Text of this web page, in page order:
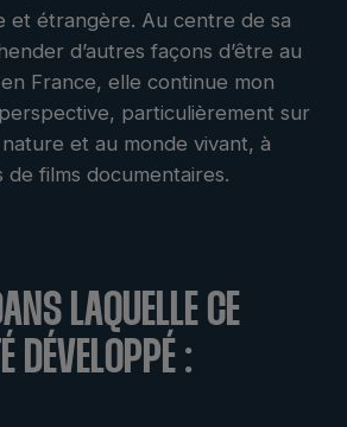
et étrangère. Au centre de sa
d’autres façons d’être au
France, elle continue mon
particulièrement sur
et au monde vivant, à
films documentaires.
LAQUELLE CE
DÉVELOPPÉ :